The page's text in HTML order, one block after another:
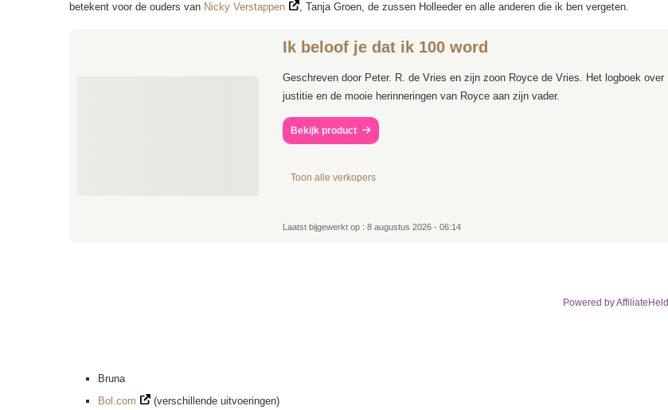
betekent voor de ouders van Nicky Verstappen , Tanja Groen, de zussen Holleeder en alle anderen die ik ben vergeten.
Ik beloof je dat ik 100 word
Geschreven door Peter. R. de Vries en zijn zoon Royce de Vries. Het logboek over
justitie en de mooie herinneringen van Royce aan zijn vader.
Bekijk product 
Toon alle verkopers
Laatst bijgewerkt op : 8 augustus 2026 - 06:14
Powered by AffiliateHeld
Bruna
Bol.com
(verschillende uitvoeringen)